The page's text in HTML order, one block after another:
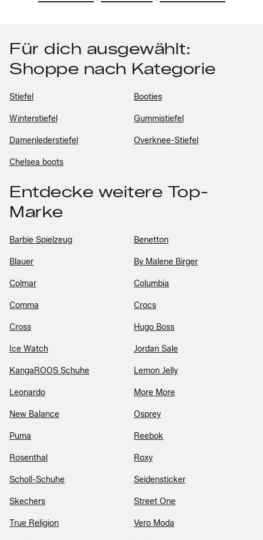
Für dich ausgewählt:
Shoppe nach Kategorie
Stiefel Booties
Winterstiefel Gummistiefel
Damenlederstiefel Overknee-Stiefel
Chelsea boots
Entdecke weitere Top-
Marke
Barbie Spielzeug Benetton
Blauer By Malene Birger
Colmar Columbia
Comma Crocs
Cross Hugo Boss
Ice Watch Jordan Sale
KangaROOS Schuhe Lemon Jelly
Leonardo More More
New Balance Osprey
Puma Reebok
Rosenthal Roxy
Scholl-Schuhe Seidensticker
Skechers Street One
True Religion Vero Moda